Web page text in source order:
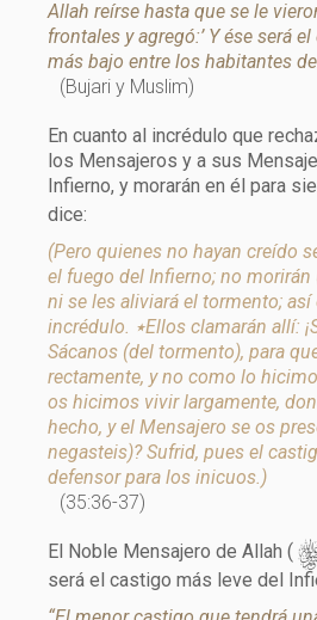
Allah reírse hasta que se le
frontales y agregó:’ Y ése será
más bajo entre los habitantes
(Bujari y Muslim)
En cuanto al incrédulo que
los Mensajeros y a sus
Infierno, y morarán en él para
dice:
(Pero quienes no hayan creído
el fuego del Infierno; no morirán
ni se les aliviará el tormento;
incrédulo. ٭Ellos clamarán allí: ¡Señor nuestro!
Sácanos (del tormento), para
rectamente, y no como lo
os hicimos vivir largamente,
hecho, y el Mensajero se os
negasteis)? Sufrid, pues el
defensor para los inicuos.)
(35:36-37)
El Noble Mensajero de Allah (
será el castigo más leve del